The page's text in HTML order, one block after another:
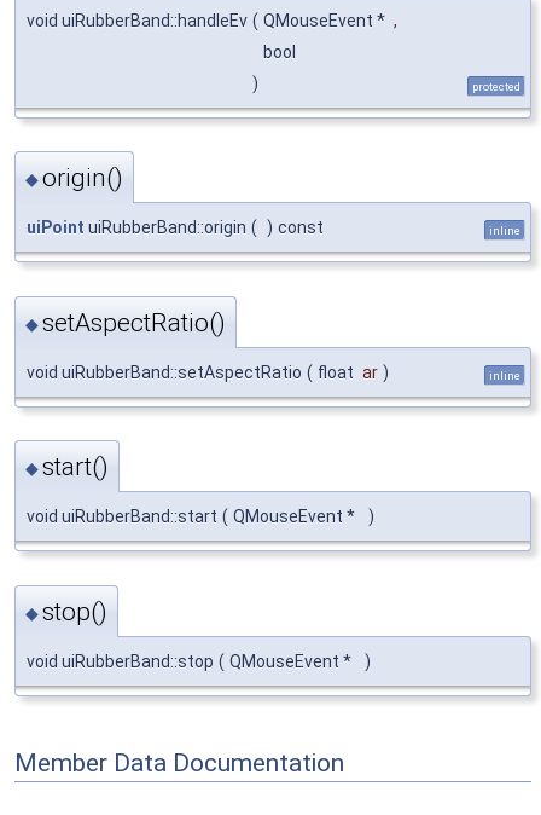
void uiRubberBand::handleEv ( QMouseEvent * ,
bool
)
protected
◆origin()
uiPoint uiRubberBand::origin ( ) const inline
◆setAspectRatio()
void uiRubberBand::setAspectRatio ( float ar ) inline
◆start()
void uiRubberBand::start ( QMouseEvent * )
◆stop()
void uiRubberBand::stop ( QMouseEvent * )
Member Data Documentation